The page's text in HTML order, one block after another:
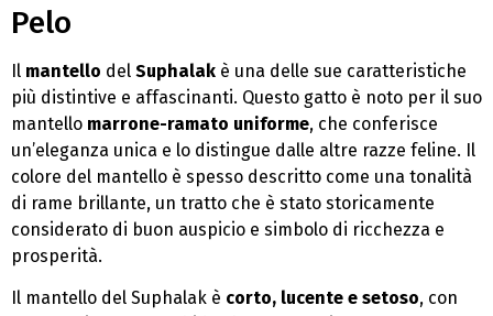
Pelo
Il mantello del Suphalak è una delle sue caratteristiche
più distintive e affascinanti. Questo gatto è noto per il suo
mantello marrone-ramato uniforme, che conferisce
un’eleganza unica e lo distingue dalle altre razze feline. Il
colore del mantello è spesso descritto come una tonalità
di rame brillante, un tratto che è stato storicamente
considerato di buon auspicio e simbolo di ricchezza e
prosperità.
Il mantello del Suphalak è corto, lucente e setoso, con